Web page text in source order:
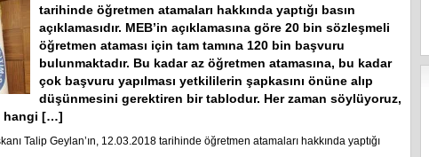
tarihinde öğretmen atamaları hakkında yaptığı basın
açıklamasıdır. MEB’in açıklamasına göre 20 bin sözleşmeli
öğretmen ataması için tam tamına 120 bin başvuru
bulunmaktadır. Bu kadar az öğretmen atamasına, bu kadar
çok başvuru yapılması yetkililerin şapkasını önüne alıp
düşünmesini gerektiren bir tablodur. Her zaman söylüyoruz,
hangi […]
Talip Geylan’ın, 12.03.2018 tarihinde öğretmen atamaları hakkında yaptığı